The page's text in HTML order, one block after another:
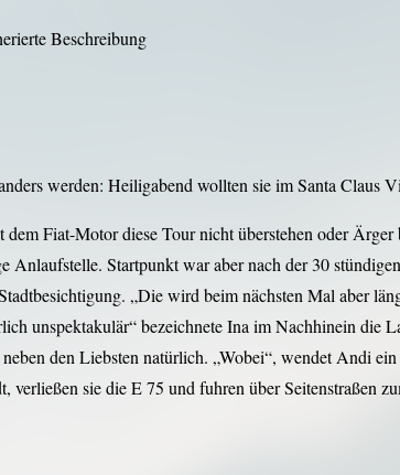
werden: Heiligabend wollten sie im Santa Claus
Fiat-Motor diese Tour nicht überstehen oder
Startpunkt war aber nach der 30
„Die wird beim nächsten Mal aber
unspektakulär“ bezeichnete Ina im Nachhinein die
den Liebsten natürlich. „Wobei“, wendet Andi
sie die E 75 und fuhren über Seitenstraßen